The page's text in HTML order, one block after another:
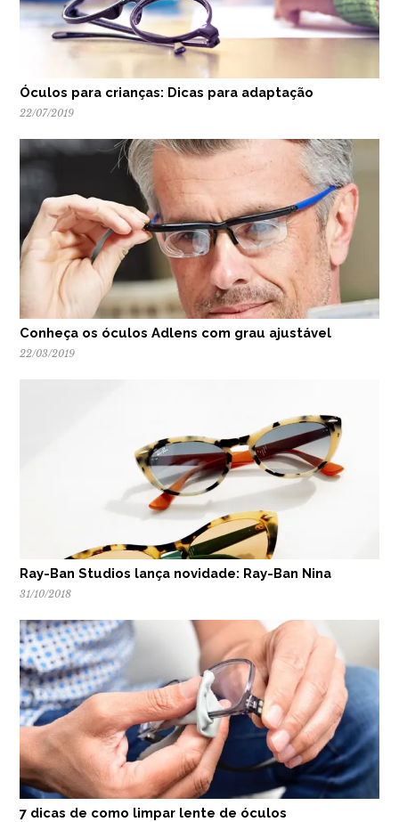
Óculos para crianças: Dicas para adaptação
22/07/2019
Conheça os óculos Adlens com grau ajustável
22/03/2019
Ray-Ban Studios lança novidade: Ray-Ban Nina
31/10/2018
7 dicas de como limpar lente de óculos